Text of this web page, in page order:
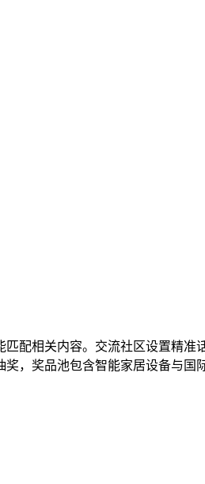
配相关内容。交流社区设置精
，奖品池包含智能家居设备与国